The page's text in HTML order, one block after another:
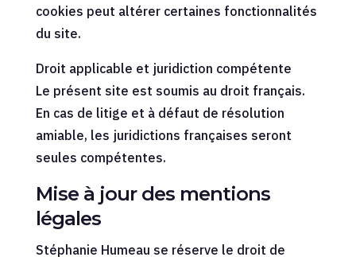
cookies peut altérer certaines fonctionnalités
du site.
Droit applicable et juridiction compétente
Le présent site est soumis au droit français.
En cas de litige et à défaut de résolution
amiable, les juridictions françaises seront
seules compétentes.
Mise à jour des mentions
légales
Stéphanie Humeau se réserve le droit de